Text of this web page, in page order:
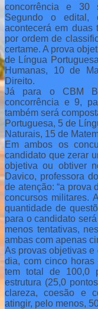
concorrência e 30
Segundo o edital,
acontecerá em duas
por ordem de
certame. A prova
de Língua
Humanas, 10 de
Direito.
Já para o CBM
concorrência e 9,
também será
Portuguesa, 5 de
Naturais, 15 de
Em ambos os
candidato que zerar
objetiva ou obtiver
Davico, professora
de atenção: “a prova
concursos militares.
quantidade de
para o candidato
menos tentativas,
ambas com apenas
As provas objetivas
dia, com cinco
tem total de 100,0
estrutura (25,0
clareza, coesão e
atingir, pelo menos,